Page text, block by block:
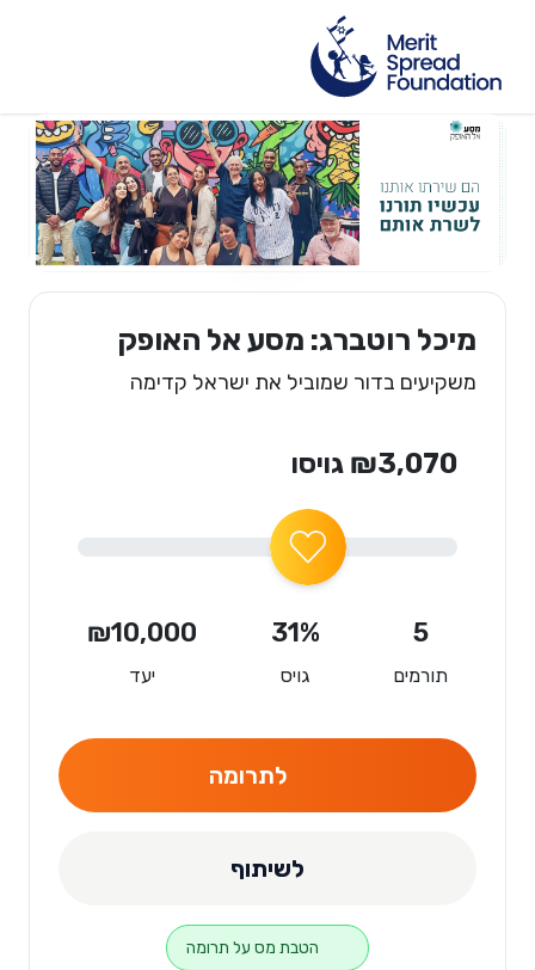
מיכל רוטברג: מסע אל האופק
משקיעים בדור שמוביל את ישראל קדימה
₪3,070 גויסו
5
תורמים
31%
גויס
₪10,000
יעד
לתרומה
לשיתוף
הטבת מס על תרומה